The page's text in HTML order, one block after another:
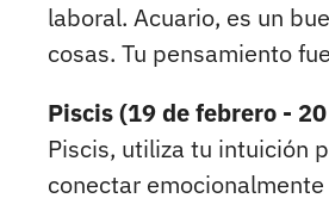
laboral. Acuario, es un
cosas. Tu pensamiento
Piscis (19 de febrero -
Piscis, utiliza tu intuición
conectar